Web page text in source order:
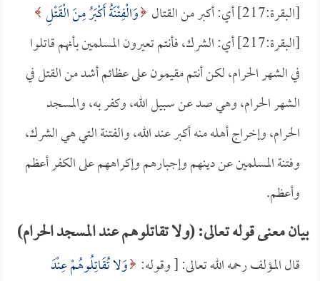
[البقرة:217] أي: أكبر من القتال
وَالْفِتْنَةُ أَكْبَرُ مِنَ الْقَتْلِ
[البقرة:217] أي: الشرك، فأنتم تعيرون المسلمين بأنهم قاتلوا
في الشهر الحرام، لكن أنتم مقيمون على عظائم أشد من القتل في
الشهر الحرام، وهي صد عن سبيل الله، وكفر به، والمسجد
الحرام، وإخراج أهله منه أكبر عند الله، والفتنة التي هي الشرك،
وفتنة المسلمين عن دينهم وإجبارهم وإكراههم على الكفر أعظم
وأعظم.
بيان معنى قوله تعالى: (ولا تقاتلوهم عند المسجد الحرام)
قال المؤلف رحمه الله تعالى: [ وقوله: وَلا تُقَاتِلُوهُمْ عِنْدَ